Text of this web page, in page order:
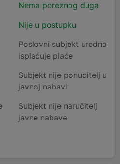
Nema poreznog duga
Nije u postupku
Poslovni subjekt uredno
isplaćuje plaće
Subjekt nije ponuditelj u
javnoj nabavi
Subjekt nije naručitelj
javne nabave